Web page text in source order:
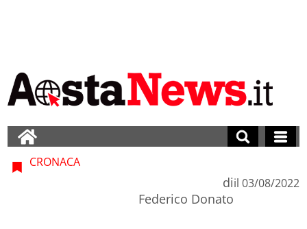
CRONACA
di
Federico Donato
il 03/08/2022